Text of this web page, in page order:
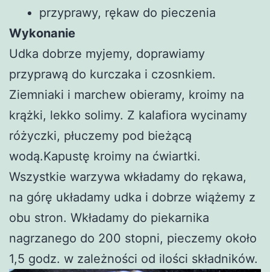
przyprawy, rękaw do pieczenia
Wykonanie
Udka dobrze myjemy, doprawiamy
przyprawą do kurczaka i czosnkiem.
Ziemniaki i marchew obieramy, kroimy na
krążki, lekko solimy. Z kalafiora wycinamy
różyczki, płuczemy pod bieżącą
wodą.Kapustę kroimy na ćwiartki.
Wszystkie warzywa wkładamy do rękawa,
na górę układamy udka i dobrze wiążemy z
obu stron. Wkładamy do piekarnika
nagrzanego do 200 stopni, pieczemy około
1,5 godz. w zależności od ilości składników.